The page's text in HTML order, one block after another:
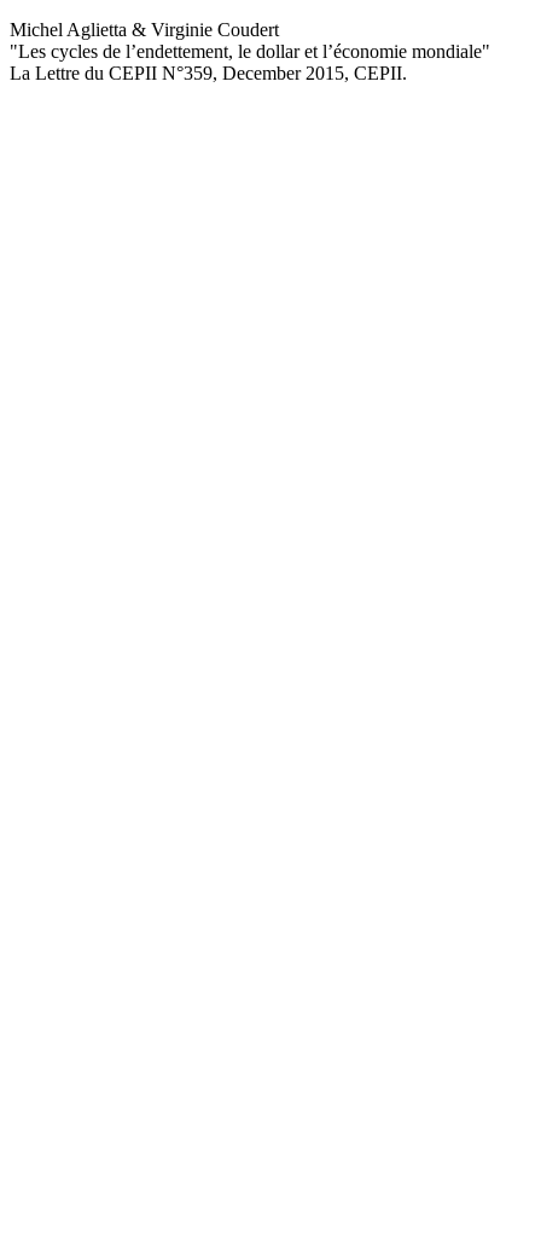
Michel Aglietta & Virginie Coudert
"Les cycles de l’endettement, le dollar et l’économie mondiale"
La Lettre du CEPII N°359, December 2015, CEPII.